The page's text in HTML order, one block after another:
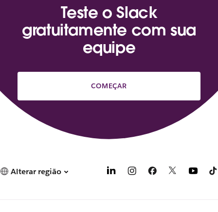
Teste o Slack
gratuitamente com sua
equipe
COMEÇAR
Alterar região